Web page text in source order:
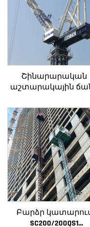
Շինարարական
աշտարակային
բեռնամբարի
հզորությամբ, նոր
ատամնանիվի
ատամնանիվի
աստիճանավոր
ստորին մաս
Բարձր
SC200/200QS1